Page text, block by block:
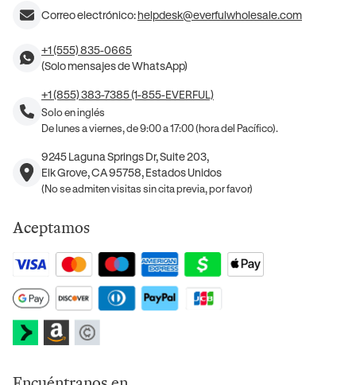
Correo electrónico:helpdesk@everfulwholesale.com
+1 (555) 835-0665
(Solo mensajes de WhatsApp)
+1 (855) 383-7385 (1-855-EVERFUL)
Solo en inglés
De lunes a viernes, de 9:00 a 17:00 (hora del Pacífico).
9245 Laguna Springs Dr, Suite 203,
Elk Grove, CA 95758, Estados Unidos
(No se admiten visitas sin cita previa, por favor)
Aceptamos